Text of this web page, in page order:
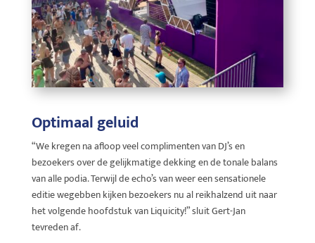
Optimaal geluid
“We kregen na afloop veel complimenten van DJ’s en
bezoekers over de gelijkmatige dekking en de tonale balans
van alle podia. Terwijl de echo’s van weer een sensationele
editie wegebben kijken bezoekers nu al reikhalzend uit naar
het volgende hoofdstuk van Liquicity!” sluit Gert-Jan
tevreden af.